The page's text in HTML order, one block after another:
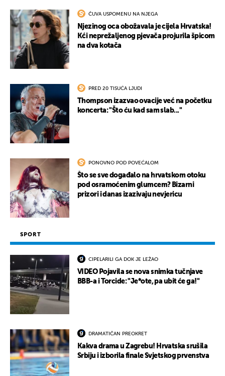
ČUVA USPOMENU NA NJEGA
Njezinog oca obožavala je cijela Hrvatska!
Kći neprežaljenog pjevača projurila špicom
na dva kotača
PRED 20 TISUĆA LJUDI
Thompson izazvao ovacije već na početku
koncerta: "Što ću kad sam slab..."
PONOVNO POD POVEĆALOM
Što se sve događalo na hrvatskom otoku
pod osramoćenim glumcem? Bizarni
prizori i danas izazivaju nevjericu
SPORT
CIPELARILI GA DOK JE LEŽAO
VIDEO Pojavila se nova snimka tučnjave
BBB-a i Torcide: "Je*ote, pa ubit će ga!"
DRAMATIČAN PREOKRET
Kakva drama u Zagrebu! Hrvatska srušila
Srbiju i izborila finale Svjetskog prvenstva